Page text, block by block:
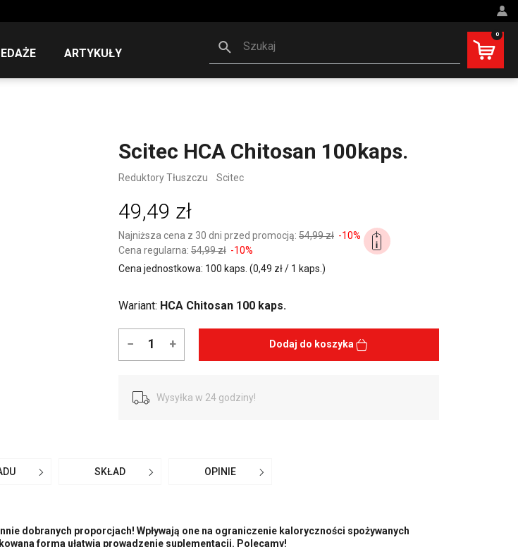
ARTYKUŁY
Szukaj
0
Scitec HCA Chitosan 100kaps.
Reduktory Tłuszczu Scitec
49,49 zł
Najniższa cena z 30 dni przed promocją: 54,99 zł -10%
Cena regularna: 54,99 zł -10%
Cena jednostkowa: 100 kaps. (0,49 zł / 1 kaps.)
Wariant: HCA Chitosan 100 kaps.
− + Dodaj do koszyka
Wysyłka w 24 godziny!
SKŁAD OPINIE
dobranych proporcjach! Wpływają one na ograniczenie kaloryczności spożywanych
forma ułatwia prowadzenie suplementacji. Polecamy!